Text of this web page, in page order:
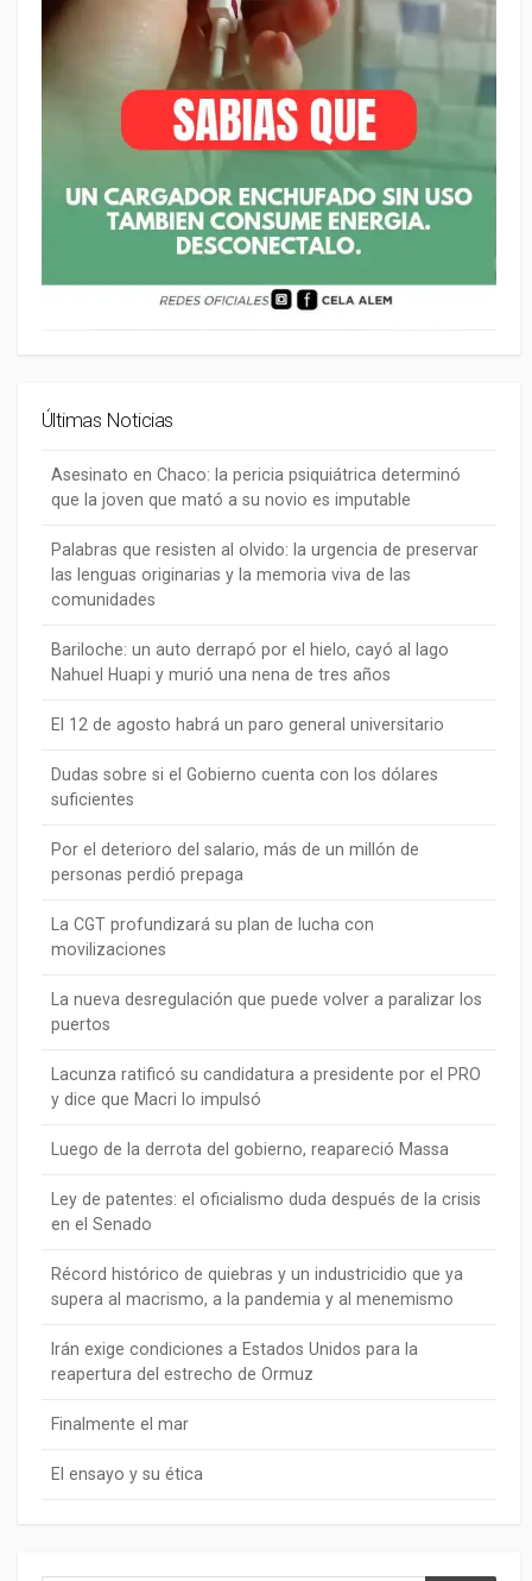
Últimas Noticias
Asesinato en Chaco: la pericia psiquiátrica determinó
que la joven que mató a su novio es imputable
Palabras que resisten al olvido: la urgencia de preservar
las lenguas originarias y la memoria viva de las
comunidades
Bariloche: un auto derrapó por el hielo, cayó al lago
Nahuel Huapi y murió una nena de tres años
El 12 de agosto habrá un paro general universitario
Dudas sobre si el Gobierno cuenta con los dólares
suficientes
Por el deterioro del salario, más de un millón de
personas perdió prepaga
La CGT profundizará su plan de lucha con
movilizaciones
La nueva desregulación que puede volver a paralizar los
puertos
Lacunza ratificó su candidatura a presidente por el PRO
y dice que Macri lo impulsó
Luego de la derrota del gobierno, reapareció Massa
Ley de patentes: el oficialismo duda después de la crisis
en el Senado
Récord histórico de quiebras y un industricidio que ya
supera al macrismo, a la pandemia y al menemismo
Irán exige condiciones a Estados Unidos para la
reapertura del estrecho de Ormuz
Finalmente el mar
El ensayo y su ética